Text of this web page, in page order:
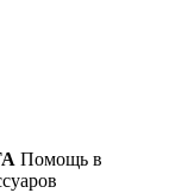
Помощь в